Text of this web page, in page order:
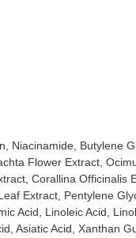
Niacinamide, Butylene
Flower Extract,
Corallina
Extract, Pentylene
Acid, Linoleic Acid,
Asiatic Acid, Xanthan